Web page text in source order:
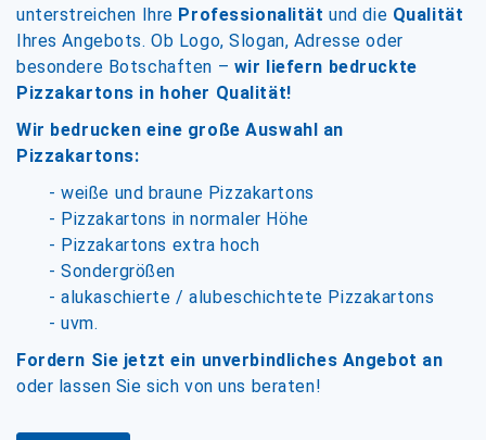
unterstreichen Ihre Professionalität und die Qualität
Ihres Angebots. Ob Logo, Slogan, Adresse oder
besondere Botschaften – wir liefern bedruckte
Pizzakartons in hoher Qualität!
Wir bedrucken eine große Auswahl an
Pizzakartons:
- weiße und braune Pizzakartons
- Pizzakartons in normaler Höhe
- Pizzakartons extra hoch
- Sondergrößen
- alukaschierte / alubeschichtete Pizzakartons
- uvm.
Fordern Sie jetzt ein unverbindliches Angebot an
oder lassen Sie sich von uns beraten!